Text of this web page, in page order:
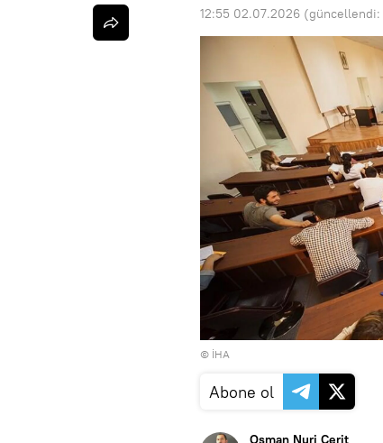
12:55 02.07.2026 (güncellendi:
© İHA
Abone ol
Osman Nuri Cerit